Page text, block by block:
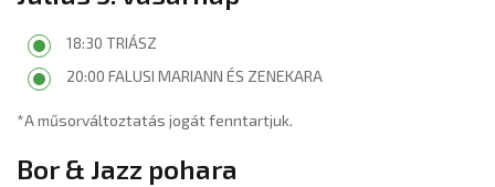
18:30 TRIÁSZ
20:00 FALUSI MARIANN ÉS ZENEKARA
*A műsorváltoztatás jogát fenntartjuk.
Bor & Jazz pohara